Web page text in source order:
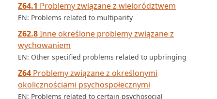
Z64.1 Problemy związane z wielorództwem
EN: Problems related to multiparity
Z62.8Inne określone problemy związane z
wychowaniem
EN: Other specified problems related to upbringing
Z64 Problemy związane z określonymi
okolicznościami psychospołecznymi
EN: Problems related to certain psychosocial